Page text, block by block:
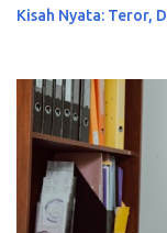
Kisah Nyata: Teror,